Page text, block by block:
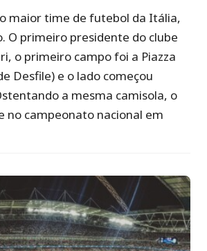
o maior time de futebol da Itália,
O primeiro presidente do clube
o primeiro campo foi a Piazza
Desfile) e o lado começou
a mesma camisola, o
no campeonato nacional em